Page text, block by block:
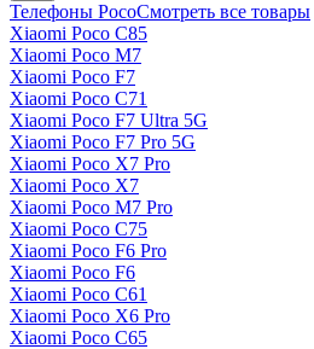
Телефоны PocoСмотреть все товары
Xiaomi Poco C85
Xiaomi Poco M7
Xiaomi Poco F7
Xiaomi Poco C71
Xiaomi Poco F7 Ultra 5G
Xiaomi Poco F7 Pro 5G
Xiaomi Poco X7 Pro
Xiaomi Poco X7
Xiaomi Poco M7 Pro
Xiaomi Poco C75
Xiaomi Poco F6 Pro
Xiaomi Poco F6
Xiaomi Poco C61
Xiaomi Poco X6 Pro
Xiaomi Poco C65